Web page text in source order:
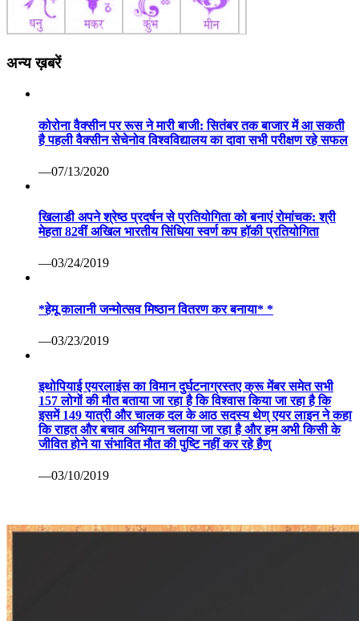
अन्य ख़बरें
कोरोना वैक्सीन पर रूस ने मारी बाजी: सितंबर तक बाजार में आ सकती
है पहली वैक्सीन सेचेनोव विश्वविद्यालय का दावा सभी परीक्षण रहे सफल
—07/13/2020
खिलाडी अपने श्रेष्ठ प्रदर्षन से प्रतियोगिता को बनाएं रोमांचक: श्री
मेहता 82वीं अखिल भारतीय सिंधिया स्वर्ण कप हॉकी प्रतियोगिता
—03/24/2019
*हेमू कालानी जन्मोत्सव मिष्ठान वितरण कर बनाया* *
—03/23/2019
इथोपियाई एयरलाइंस का विमान दुर्घटनाग्रस्तए क्रू मेंबर समेत सभी
157 लोगों की मौत बताया जा रहा है कि विश्वास किया जा रहा है कि
इसमें 149 यात्री और चालक दल के आठ सदस्य थेण् एयर लाइन ने कहा
कि राहत और बचाव अभियान चलाया जा रहा है और हम अभी किसी के
जीवित होने या संभावित मौत की पुष्टि नहीं कर रहे हैण्
—03/10/2019